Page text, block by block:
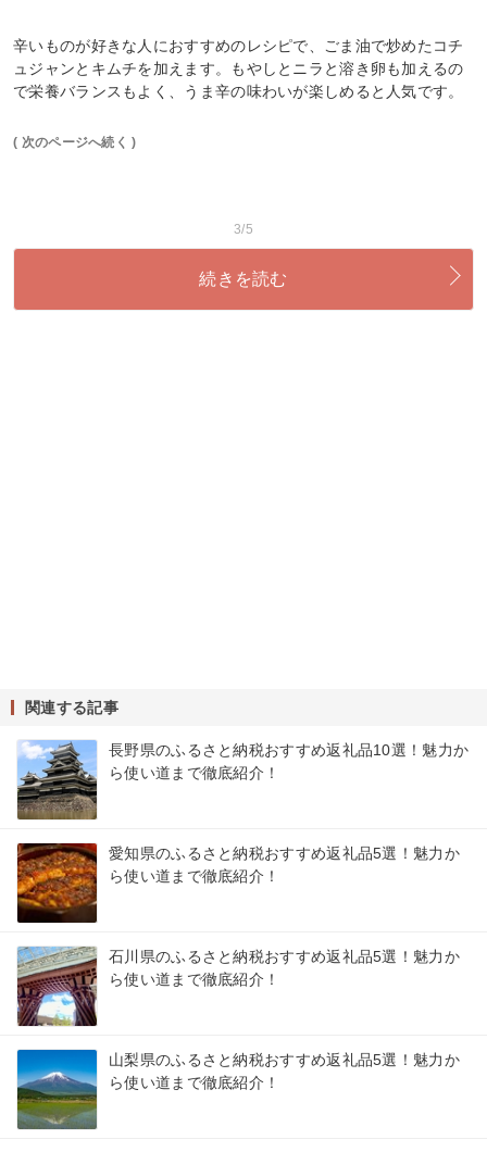
辛いものが好きな人におすすめのレシピで、ごま油で炒めたコチ
ュジャンとキムチを加えます。もやしとニラと溶き卵も加えるの
で栄養バランスもよく、うま辛の味わいが楽しめると人気です。
( 次のページへ続く )
3/5
続きを読む
関連する記事
長野県のふるさと納税おすすめ返礼品10選！魅力か
ら使い道まで徹底紹介！
愛知県のふるさと納税おすすめ返礼品5選！魅力か
ら使い道まで徹底紹介！
石川県のふるさと納税おすすめ返礼品5選！魅力か
ら使い道まで徹底紹介！
山梨県のふるさと納税おすすめ返礼品5選！魅力か
ら使い道まで徹底紹介！